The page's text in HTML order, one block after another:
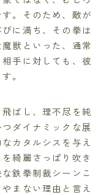
。そのため、敵が
に満ち、その拳は
獣といった、通常
手に対しても、彼
。
ばし、理不尽を純
ダイナミックな展
カタルシスを与え
綺麗さっぱり吹き
鉄拳制裁シーンこ
まない理由と言え